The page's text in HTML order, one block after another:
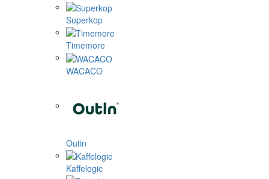
Superkop
Timemore
WACACO
Outin
Kaffelogic